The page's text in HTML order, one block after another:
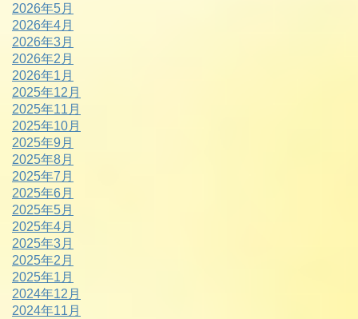
2026年5月
2026年4月
2026年3月
2026年2月
2026年1月
2025年12月
2025年11月
2025年10月
2025年9月
2025年8月
2025年7月
2025年6月
2025年5月
2025年4月
2025年3月
2025年2月
2025年1月
2024年12月
2024年11月